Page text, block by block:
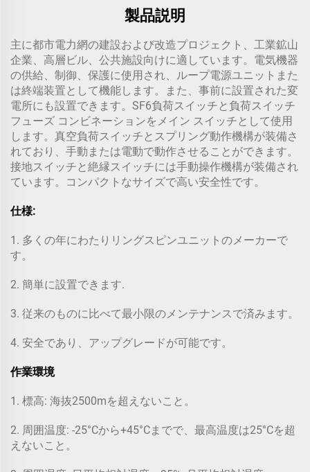
製品説明
主に都市電力網の建設および改造プロジェクト、工業鉱山
企業、高層ビル、公共施設向けに適しています。電気機器
の供給、制御、保護に使用され、ループ電源ユニットまた
は終端装置として機能します。また、事前に設置された変
電所にも設置できます。SF6負荷スイッチと負荷スイッチ
フューズ コンビネーションをメイン スイッチとして使用
します。真空負荷スイッチとスプリング動作機構が装備さ
れており、手動または電動で動作させることができます。
接地スイッチと絶縁スイッチには手動操作機構が装備され
ています。コンパクトなサイズで高い安全性です。
仕様:
1. 多くの年にわたりリングスピンユニットのメーカーで
す。
2. 簡単に設置できます.
3. 従来のものに比べて最小限のメンテナンスで済みます。
4. 安全であり、アップグレードが可能です。
作業環境
1. 標高: 海抜2500mを超えないこと。
2. 周囲温度: -25°Cから+45°Cまでで、最高温度は25°Cを超
えないこと。